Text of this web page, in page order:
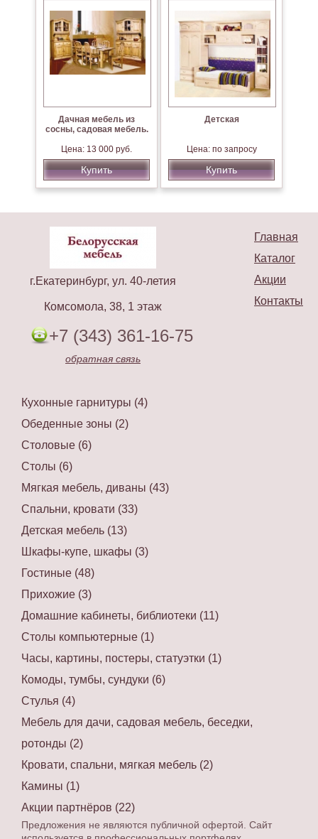
Дачная мебель из
сосны, садовая мебель.
Цена: 13 000 руб.
Купить
Детская
Цена: по запросу
Купить
Главная
Каталог
Акции
Контакты
г.Екатеринбург, ул. 40-летия
Комсомола, 38, 1 этаж
+7 (343) 361-16-75
обратная связь
Кухонные гарнитуры (4)
Обеденные зоны (2)
Столовые (6)
Столы (6)
Мягкая мебель, диваны (43)
Спальни, кровати (33)
Детская мебель (13)
Шкафы-купе, шкафы (3)
Гостиные (48)
Прихожие (3)
Домашние кабинеты, библиотеки (11)
Столы компьютерные (1)
Часы, картины, постеры, статуэтки (1)
Комоды, тумбы, сундуки (6)
Стулья (4)
Мебель для дачи, садовая мебель, беседки,
ротонды (2)
Кровати, спальни, мягкая мебель (2)
Камины (1)
Акции партнёров (22)
Предложения не являются публичной офертой. Сайт